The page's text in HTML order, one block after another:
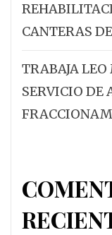
CANTERAS
TRABAJA
SERVICIO DE